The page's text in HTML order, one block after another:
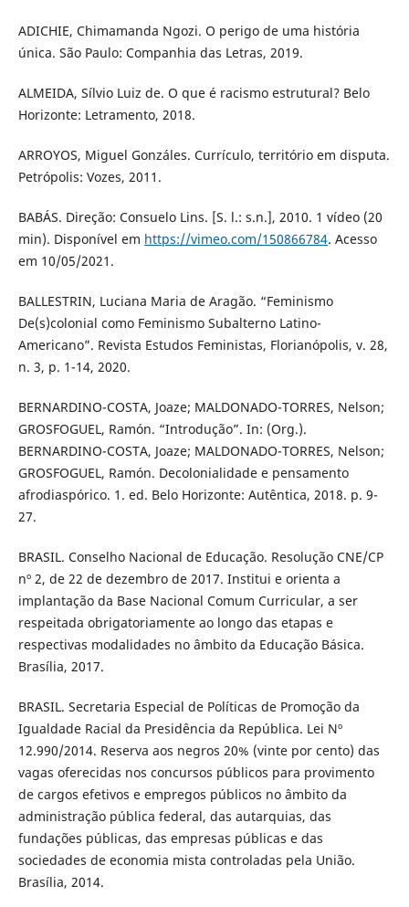
ADICHIE, Chimamanda Ngozi. O perigo de uma história
única. São Paulo: Companhia das Letras, 2019.
ALMEIDA, Sílvio Luiz de. O que é racismo estrutural? Belo
Horizonte: Letramento, 2018.
ARROYOS, Miguel Gonzáles. Currículo, território em disputa.
Petrópolis: Vozes, 2011.
BABÁS. Direção: Consuelo Lins. [S. l.: s.n.], 2010. 1 vídeo (20
min). Disponível em https://vimeo.com/150866784. Acesso
em 10/05/2021.
BALLESTRIN, Luciana Maria de Aragão. “Feminismo
De(s)colonial como Feminismo Subalterno Latino-
Americano”. Revista Estudos Feministas, Florianópolis, v. 28,
n. 3, p. 1-14, 2020.
BERNARDINO-COSTA, Joaze; MALDONADO-TORRES, Nelson;
GROSFOGUEL, Ramón. “Introdução”. In: (Org.).
BERNARDINO-COSTA, Joaze; MALDONADO-TORRES, Nelson;
GROSFOGUEL, Ramón. Decolonialidade e pensamento
afrodiaspórico. 1. ed. Belo Horizonte: Autêntica, 2018. p. 9-
27.
BRASIL. Conselho Nacional de Educação. Resolução CNE/CP
nº 2, de 22 de dezembro de 2017. Institui e orienta a
implantação da Base Nacional Comum Curricular, a ser
respeitada obrigatoriamente ao longo das etapas e
respectivas modalidades no âmbito da Educação Básica.
Brasília, 2017.
BRASIL. Secretaria Especial de Políticas de Promoção da
Igualdade Racial da Presidência da República. Lei Nº
12.990/2014. Reserva aos negros 20% (vinte por cento) das
vagas oferecidas nos concursos públicos para provimento
de cargos efetivos e empregos públicos no âmbito da
administração pública federal, das autarquias, das
fundações públicas, das empresas públicas e das
sociedades de economia mista controladas pela União.
Brasília, 2014.